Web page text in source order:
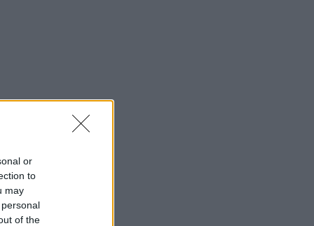
or
to
may
of the